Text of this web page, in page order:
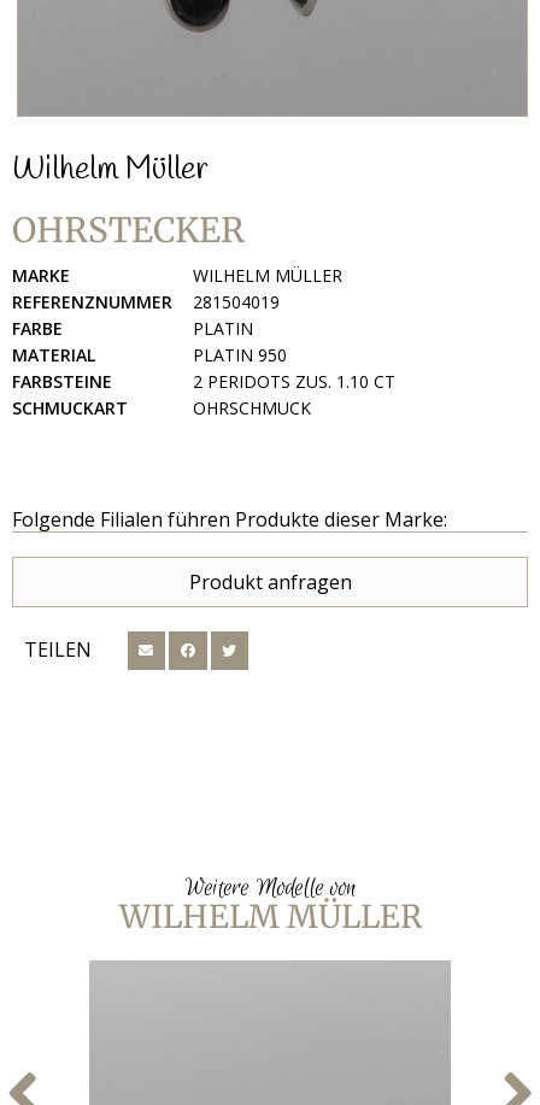
Wilhelm Müller
OHRSTECKER
MARKE
WILHELM MÜLLER
REFERENZNUMMER
281504019
FARBE
PLATIN
MATERIAL
PLATIN 950
FARBSTEINE
2 PERIDOTS ZUS. 1.10 CT
SCHMUCKART
OHRSCHMUCK
Folgende Filialen führen Produkte dieser Marke:
Produkt anfragen
TEILEN
Weitere Modelle von
WILHELM MÜLLER